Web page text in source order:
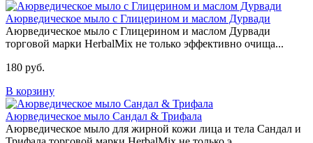
Аюрведическое мыло с Глицерином и маслом Дурвади
Аюрведическое мыло с Глицерином и маслом Дурвади
торговой марки HerbalMix не только эффективно очища...
180 руб.
В корзину
Аюрведическое мыло Сандал & Трифала
Аюрведическое мыло для жирной кожи лица и тела Сандал и